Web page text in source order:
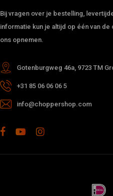
Bij vragen over je bestelling,
informatie kun je altijd op één van
ons opnemen.
Gotenburgweg 46a, 9723 TM
+31 85 06 06 06 5
info@choppershop.com